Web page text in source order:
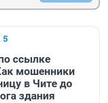
ссылке
мошенники
в Чите до
здания